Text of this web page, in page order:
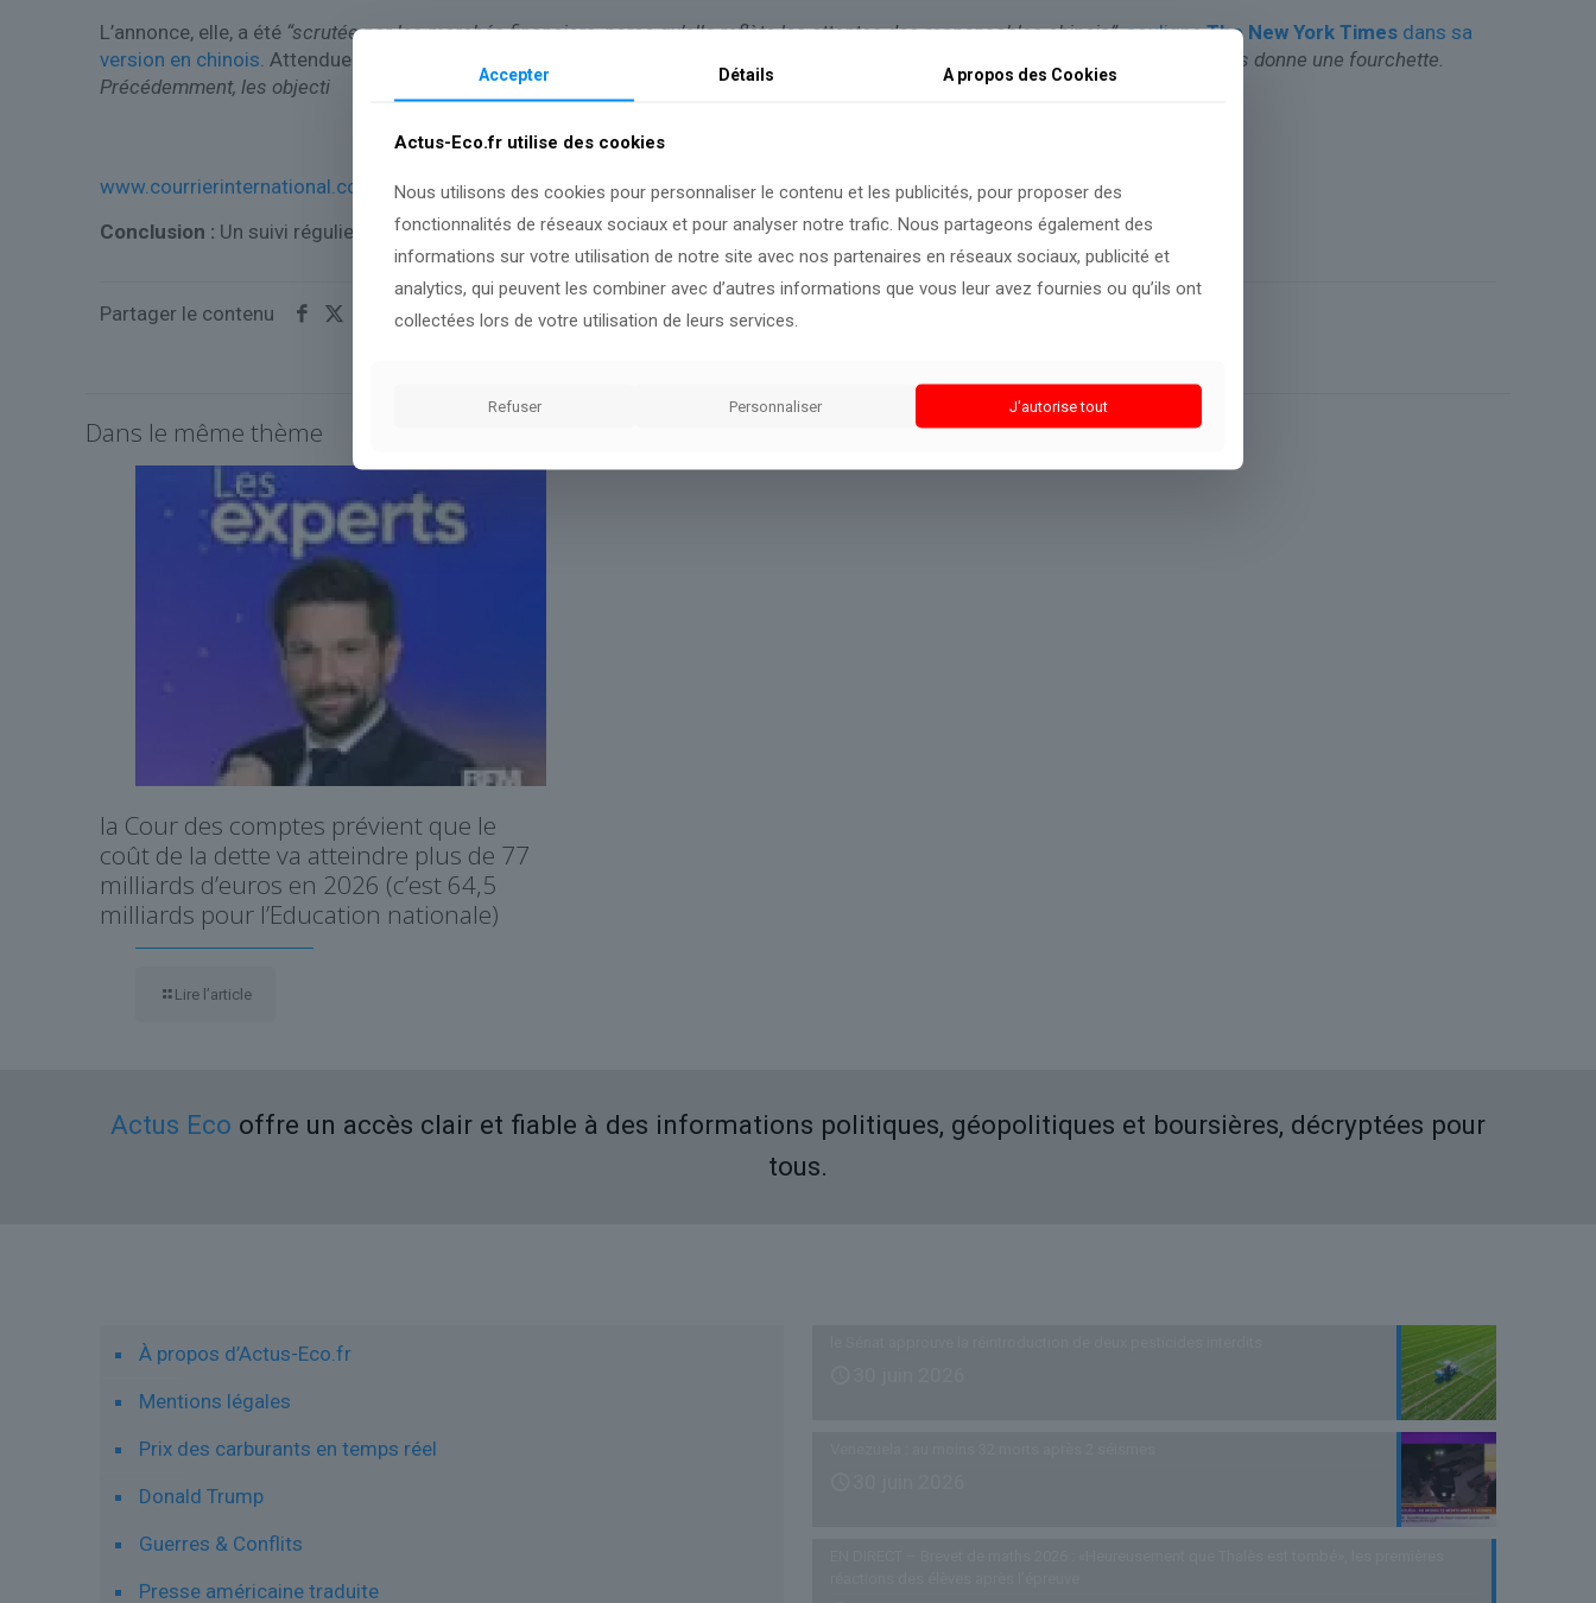
L’annonce, elle, a été “scrutée par les marchés financiers, parce qu’elle reflète les attentes des responsables chinois”, souligneThe New York Times dans sa
version en chinois . Attendue donc, mais aussi peu habituelle par la forme adoptée :
“C’est la troisième fois seulement que l’on nous donne une fourchette.
Précédemment, les objecti
www.courrierinternational.com
Conclusion : Un suivi régulier permettra de mieux comprendre cette information.
Partager le contenu
Dans le même thème
la Cour des comptes prévient que le
coût de la dette va atteindre plus de 77
milliards d’euros en 2026 (c’est 64,5
milliards pour l’Education nationale)
Lire l’article
Actus Eco offre un accès clair et fiable à des informations politiques, géopolitiques et boursières, décryptées pour
tous.
À propos d’Actus-Eco.fr
Mentions légales
Prix des carburants en temps réel
Donald Trump
Guerres & Conflits
Presse américaine traduite
Accepter Détails A propos des Cookies
Actus-Eco.fr utilise des cookies
Nous utilisons des cookies pour personnaliser le contenu et les publicités, pour proposer des
fonctionnalités de réseaux sociaux et pour analyser notre trafic. Nous partageons également des
informations sur votre utilisation de notre site avec nos partenaires en réseaux sociaux, publicité et
analytics, qui peuvent les combiner avec d’autres informations que vous leur avez fournies ou qu’ils ont
collectées lors de votre utilisation de leurs services.
Refuser Personnaliser J'autorise tout